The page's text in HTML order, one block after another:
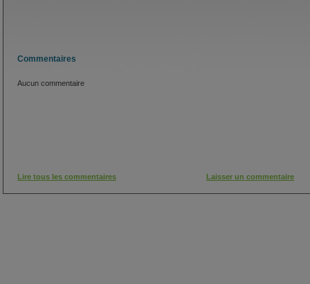
Commentaires
Aucun commentaire
Lire tous les commentaires Laisser un commentaire